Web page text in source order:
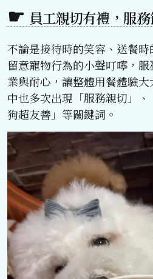
員工親切有禮，服
不論是接待時的笑容、送餐
留意寵物行為的小聲叮嚀，
業與耐心，讓整體用餐體驗
中也多次出現「服務親切」
狗超友善」等關鍵詞。